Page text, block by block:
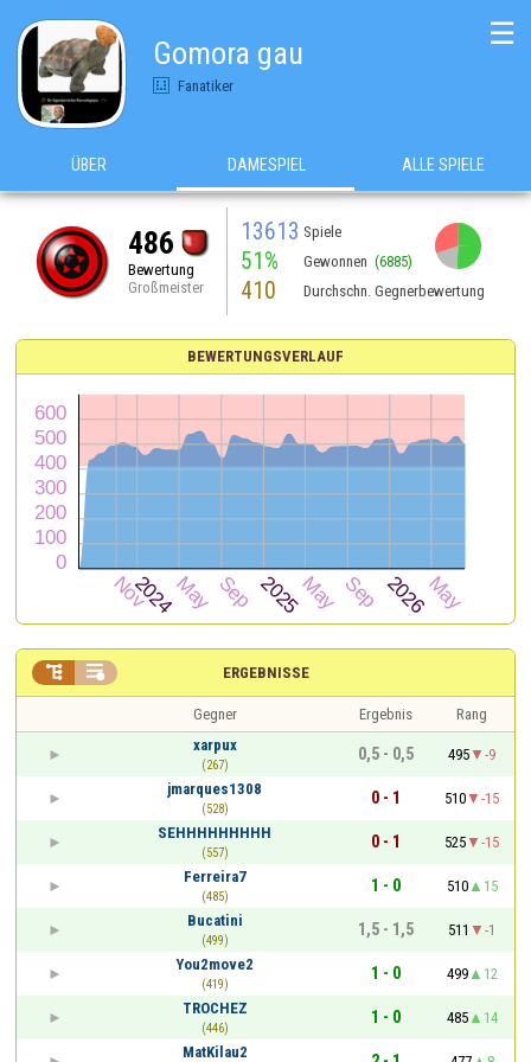
Gomora gau
Fanatiker
☰
ÜBER DAMESPIEL ALLE SPIELE
486
Bewertung
Großmeister
13613 Spiele
51% Gewonnen (6885)
410 Durchschn. Gegnerbewertung
BEWERTUNGSVERLAUF
ERGEBNISSE
 
Gegner Ergebnis
Rang
xarpux
(267)
0,5 - 0,5 495
-9
jmarques1308
(528)
0 - 1 510
-15
SEHHHHHHHHH
(557)
0 - 1 525
-15
Ferreira7
(485)
1 - 0 510
15
Bucatini
(499)
1,5 - 1,5 511
-1
You2move2
(419)
1 - 0 499
12
TROCHEZ
(446)
1 - 0 485
14
MatKilau2